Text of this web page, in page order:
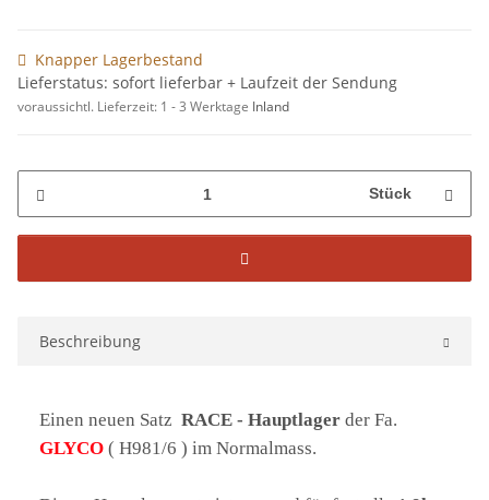
Knapper Lagerbestand
Lieferstatus: sofort lieferbar + Laufzeit der Sendung
voraussichtl. Lieferzeit: 1 - 3 Werktage Inland
Stück
Beschreibung
Einen neuen Satz RACE - Hauptlager der Fa.
GLYCO ( H981/6 ) im Normalmass.